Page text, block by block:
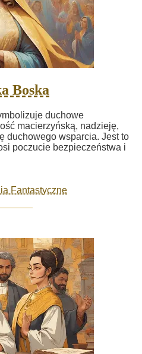
Boska
duchowe
macierzyńską, nadzieję,
duchowego wsparcia. Jest to
poczucie bezpieczeństwa i
Fantastyczne